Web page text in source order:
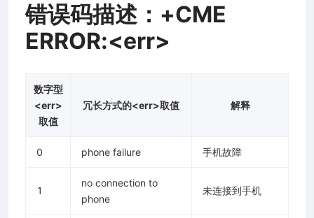
错误码描述：+CME
ERROR:<err>
数字型
<err>
取值
冗长方式的<err>取值 解释
0 phone failure 手机故障
1
no connection to
phone
未连接到手机